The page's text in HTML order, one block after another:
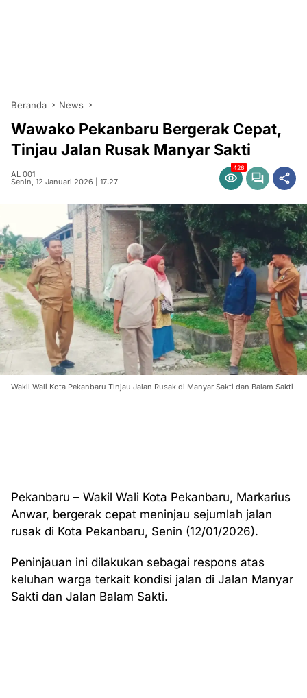
Beranda News
Wawako Pekanbaru Bergerak Cepat,
Tinjau Jalan Rusak Manyar Sakti
AL 001
Senin, 12 Januari 2026 | 17:27
426
Wakil Wali Kota Pekanbaru Tinjau Jalan Rusak di Manyar Sakti dan Balam Sakti
Pekanbaru – Wakil Wali Kota Pekanbaru, Markarius
Anwar, bergerak cepat meninjau sejumlah jalan
rusak di Kota Pekanbaru, Senin (12/01/2026).
Peninjauan ini dilakukan sebagai respons atas
keluhan warga terkait kondisi jalan di Jalan Manyar
Sakti dan Jalan Balam Sakti.